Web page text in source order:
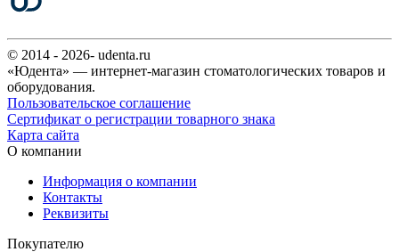
© 2014 - 2026- udenta.ru
«Юдента» — интернет-магазин стоматологических товаров и
оборудования.
Пользовательское соглашение
Сертификат о регистрации товарного знака
Карта сайта
О компании
Информация о компании
Контакты
Реквизиты
Покупателю